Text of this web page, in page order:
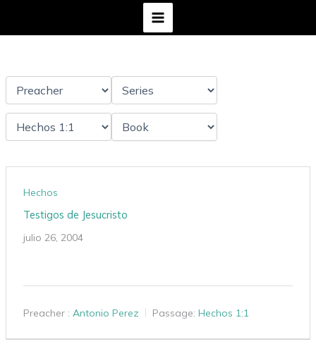
Hechos
Testigos de Jesucristo
julio 26, 2004
Preacher : Antonio Perez Passage: Hechos 1:1